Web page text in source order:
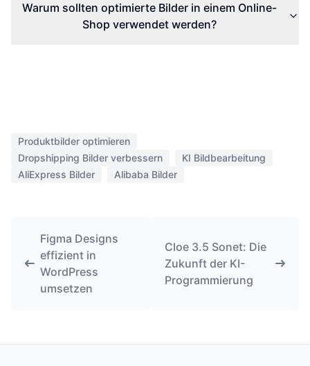
Warum sollten optimierte Bilder in einem Online-
Shop verwendet werden?
Produktbilder optimieren
Dropshipping Bilder verbessern
KI Bildbearbeitung
AliExpress Bilder
Alibaba Bilder
Figma Designs
effizient in
WordPress
umsetzen
Cloe 3.5 Sonet: Die
Zukunft der KI-
Programmierung